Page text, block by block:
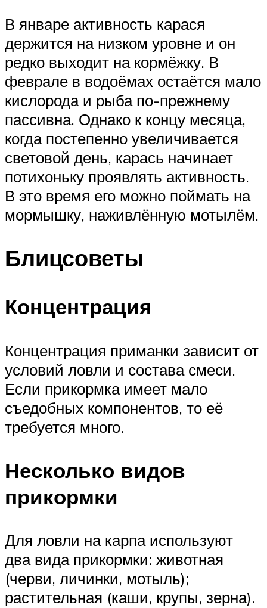
В январе активность карася
держится на низком уровне и он
редко выходит на кормёжку. В
феврале в водоёмах остаётся мало
кислорода и рыба по-прежнему
пассивна. Однако к концу месяца,
когда постепенно увеличивается
световой день, карась начинает
потихоньку проявлять активность.
В это время его можно поймать на
мормышку, наживлённую мотылём.
Блицсоветы
Концентрация
Концентрация приманки зависит от
условий ловли и состава смеси.
Если прикормка имеет мало
съедобных компонентов, то её
требуется много.
Несколько видов
прикормки
Для ловли на карпа используют
два вида прикормки: животная
(черви, личинки, мотыль);
растительная (каши, крупы, зерна).